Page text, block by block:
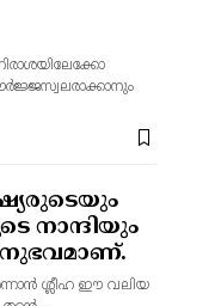
നാന്ദിയും
ശ്ലീഹ ഈ വലിയ